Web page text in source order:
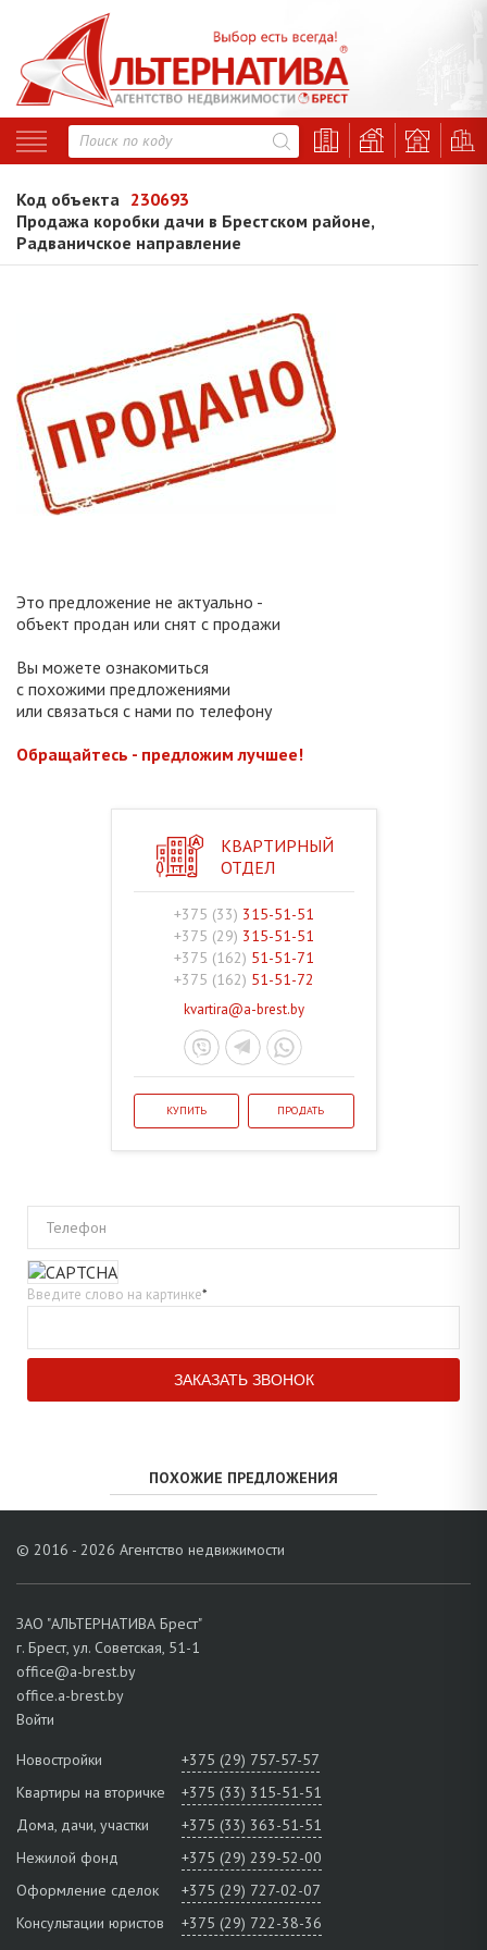
Код объекта 230693
Продажа коробки дачи в Брестском районе,
Радваничское направление
Это предложение не актуально -
объект продан или снят с продажи
Вы можете ознакомиться
с похожими предложениями
или связаться с нами по телефону
Обращайтесь - предложим лучшее!
КВАРТИРНЫЙ
ОТДЕЛ
+375 (33) 315-51-51
+375 (29) 315-51-51
+375 (162) 51-51-71
+375 (162) 51-51-72
kvartira@a-brest.by
КУПИТЬ ПРОДАТЬ
Телефон
Введите слово на картинке*
ПОХОЖИЕ ПРЕДЛОЖЕНИЯ
© 2016 - 2026 Агентство недвижимости
ЗАО "АЛЬТЕРНАТИВА Брест"
г. Брест, ул. Советская, 51-1
office@a-brest.by
office.a-brest.by
Войти
Новостройки
+375 (29) 757-57-57
Квартиры на вторичке
+375 (33) 315-51-51
Дома, дачи, участки
+375 (33) 363-51-51
Нежилой фонд
+375 (29) 239-52-00
Оформление сделок
+375 (29) 727-02-07
Консультации юристов
+375 (29) 722-38-36